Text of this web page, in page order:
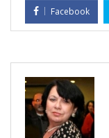
Facebook